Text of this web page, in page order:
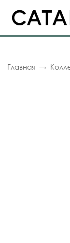
Главная